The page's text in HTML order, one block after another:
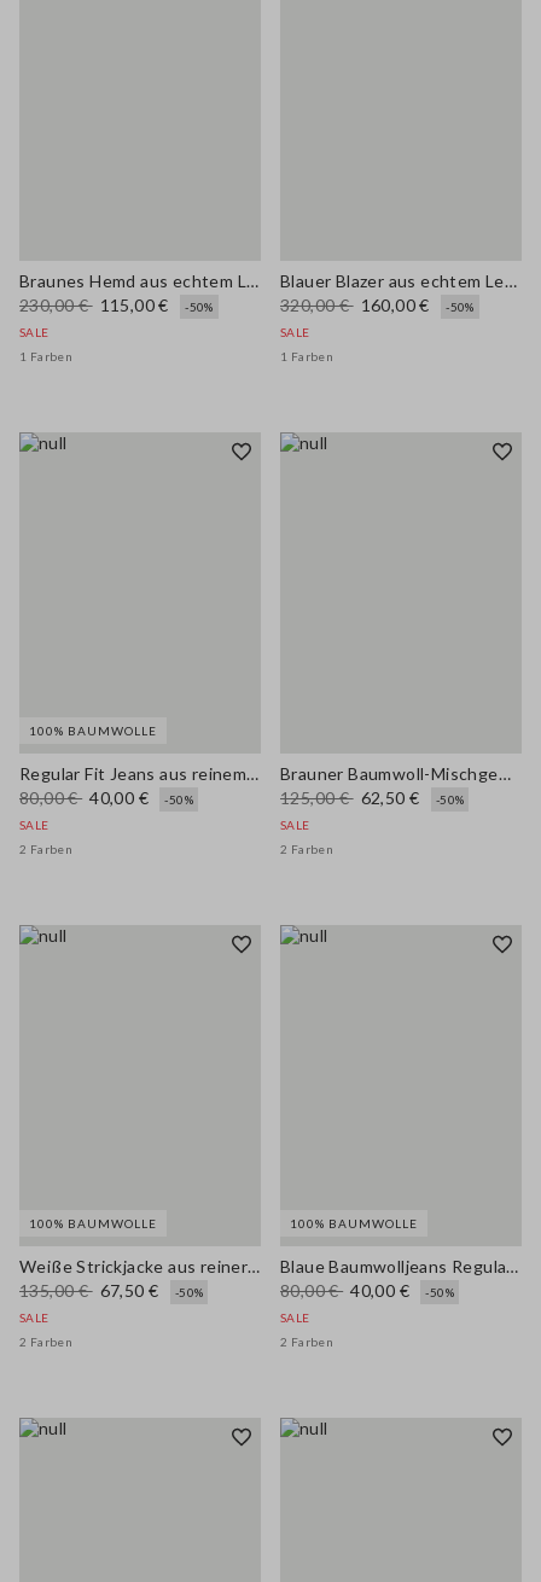
Braunes Hemd aus echtem Leder, Regular Fit
230,00 € 115,00 €
-50%
SALE
1 Farben
Blauer Blazer aus echtem Leder mit regulärer Passform
320,00 € 160,00 €
-50%
SALE
1 Farben
100% BAUMWOLLE
Regular Fit Jeans aus reinem blauen Baumwollstoff
80,00 € 40,00 €
-50%
SALE
2 Farben
Brauner Baumwoll-Mischgewebe Regular Fit Cardigan mit Taschen
125,00 € 62,50 €
-50%
SALE
2 Farben
100% BAUMWOLLE
Weiße Strickjacke aus reiner Baumwolle, Regular Fit mit Knöpfen
135,00 € 67,50 €
-50%
SALE
2 Farben
100% BAUMWOLLE
Blaue Baumwolljeans Regular Fit
80,00 € 40,00 €
-50%
SALE
2 Farben